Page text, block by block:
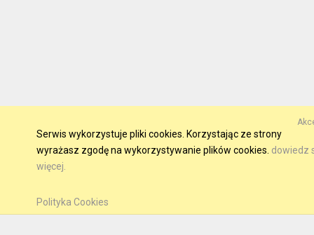
Serwis wykorzystuje pliki cookies. Korzystając ze strony
wyrażasz zgodę na wykorzystywanie plików cookies. dowiedz
więcej.
Polityka Cookies